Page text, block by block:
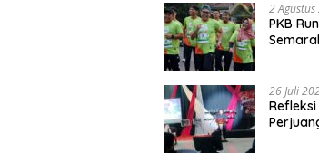
2
PKB
26 Juli